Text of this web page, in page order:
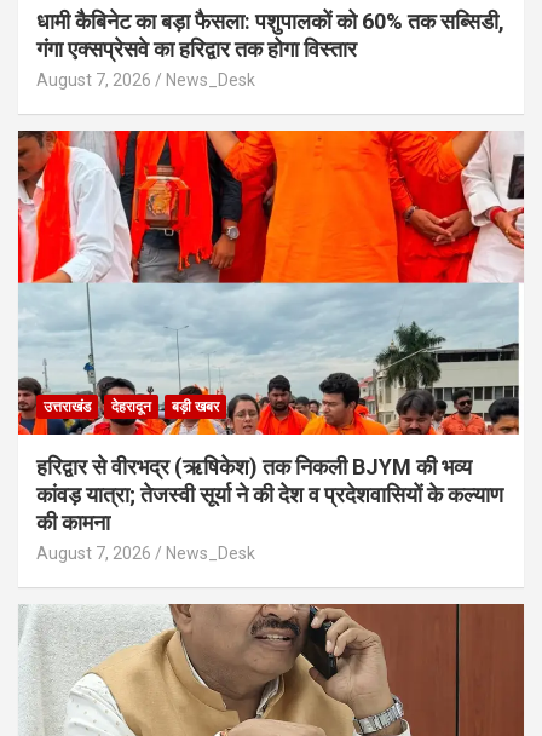
​धामी कैबिनेट का बड़ा फैसला: पशुपालकों को 60% तक सब्सिडी,
गंगा एक्सप्रेसवे का हरिद्वार तक होगा विस्तार
August 7, 2026 News_Desk
उत्तराखंड देहरादून बड़ी खबर
​हरिद्वार से वीरभद्र (ऋषिकेश) तक निकली BJYM की भव्य
कांवड़ यात्रा; तेजस्वी सूर्या ने की देश व प्रदेशवासियों के कल्याण
की कामना
August 7, 2026 News_Desk